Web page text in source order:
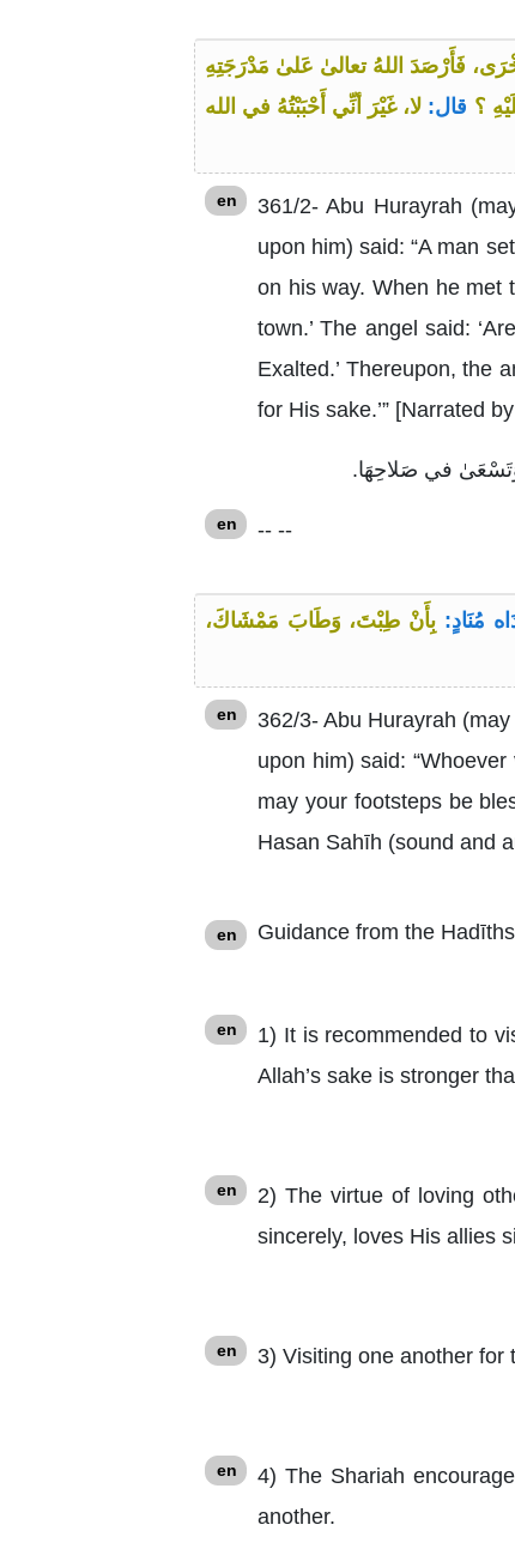
فَأَرْصَدَ اللهُ تعالىٰ عَلىٰ مَدْرَجَتِهِ
؟ قال: لا، غَيْرَ أنِّي أَحْبَبْتُهُ في الله
en
361/2- Abu Hurayrah
upon him) said: “A man
on his way. When he met
town.’ The angel said:
Exalted.’ Thereupon, the
for His sake.’” [Narrated
وَتَسْعَىٰ في صَلاحِهَا.
en -- --
مُنَادٍ: بِأَنْ طِبْتَ، وَطَابَ مَمْشَاكَ،
en
362/3- Abu Hurayrah
upon him) said:
may your footsteps be
Hasan Sahīh (sound and
en
Guidance from the
en
1) It is recommended to
Allah’s sake is stronger
en
2) The virtue of loving
sincerely, loves His allies
en 3) Visiting one another for
en
4) The Shariah
another.